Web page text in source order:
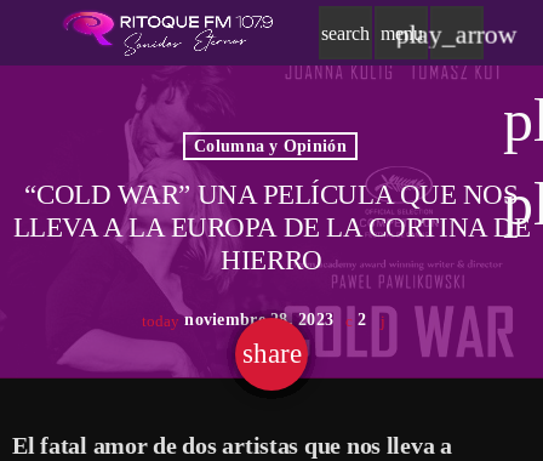
search menu
play_arrow
Columna y Opinión
“COLD WAR” UNA PELÍCULA QUE NOS
LLEVA A LA EUROPA DE LA CORTINA DE
HIERRO
today noviembre 28, 2023 2
share
email
El fatal amor de dos artistas que nos lleva a